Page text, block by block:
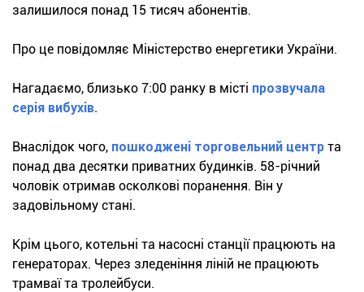
залишилося понад 15 тисяч абонентів.
Про це повідомляє Міністерство енергетики України.
Нагадаємо, близько 7:00 ранку в місті прозвучала
серія вибухів.
Внаслідок чого, пошкоджені торговельний центр та
понад два десятки приватних будинків. 58-річний
чоловік отримав осколкові поранення. Він у
задовільному стані.
Крім цього, котельні та насосні станції працюють на
генераторах. Через зледеніння ліній не працюють
трамваї та тролейбуси.